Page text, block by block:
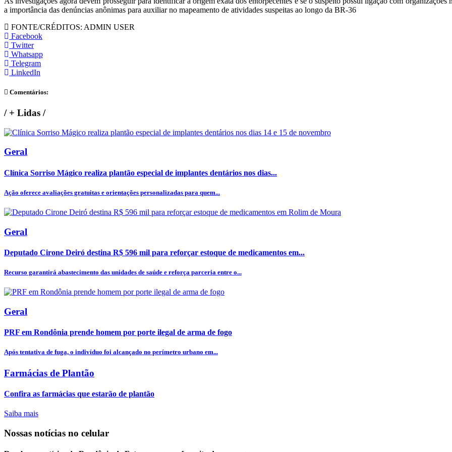
a importância das denúncias anônimas para auxiliar no mapeamento de atividades suspeitas ao longo da BR-36
FONTE/CRÉDITOS: ADMIN USER
Facebook
Twitter
Whatsapp
Telegram
LinkedIn
Comentários:
/+ Lidas /
Geral
Clínica Sorriso Mágico realiza plantão especial de implantes dentários nos dias...
Ação oferece avaliações gratuitas e orientações personalizadas para quem...
Geral
Deputado Cirone Deiró destina R$ 596 mil para reforçar estoque de medicamentos em...
Recurso garantirá abastecimento das unidades de saúde e reforça parceria entre o...
Geral
PRF em Rondônia prende homem por porte ilegal de arma de fogo
Após tentativa de fuga, o indivíduo foi alcançado no perímetro urbano em...
Farmácias de Plantão
Confira as farmácias que estarão de plantão
Saiba mais
Nossas notícias no celular